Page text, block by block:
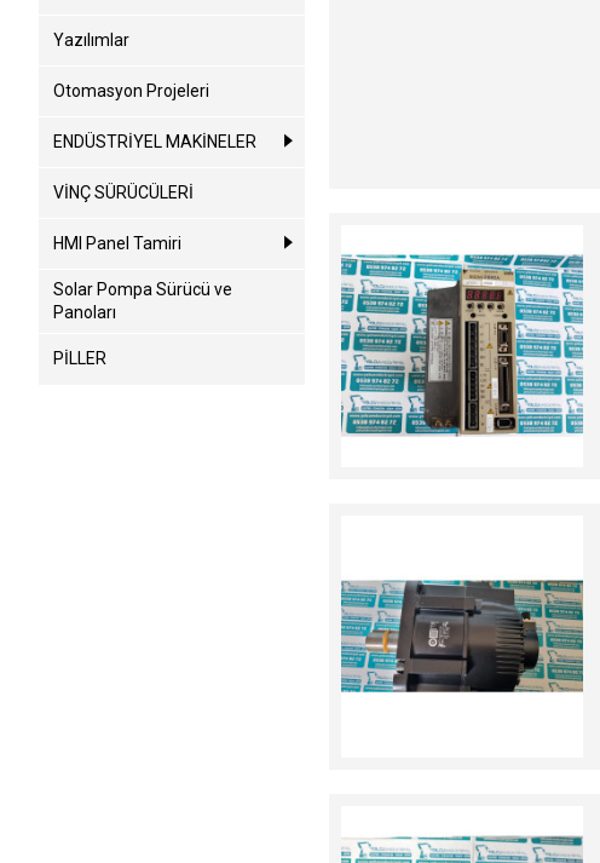
Yazılımlar
Otomasyon Projeleri
ENDÜSTRİYEL MAKİNELER
VİNÇ SÜRÜCÜLERİ
HMI Panel Tamiri
Solar Pompa Sürücü ve
Panoları
PİLLER